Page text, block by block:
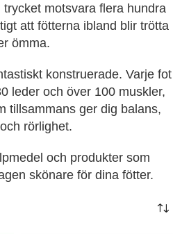
motsvara flera hundra
att fötterna ibland blir trötta
ömma.
konstruerade. Varje fot
leder och över 100 muskler,
tillsammans ger dig balans,
rörlighet.
och produkter som
skönare för dina fötter.
Bambustrumpor med
Lös-Resår Utan-tåsöm
(36-47) 3-pack
149kr + LÄS MER